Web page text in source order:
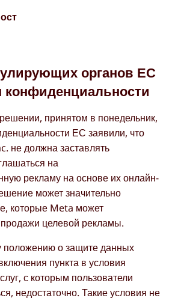
органов ЕС
конфиденциальности
принятом в понедельник,
ЕС заявили, что
не должна заставлять
на
рекламу на основе их онлайн-
может значительно
которые Meta может
целевой рекламы.
о защите данных
пункта в условия
с которым пользователи
недостаточно. Такие условия не